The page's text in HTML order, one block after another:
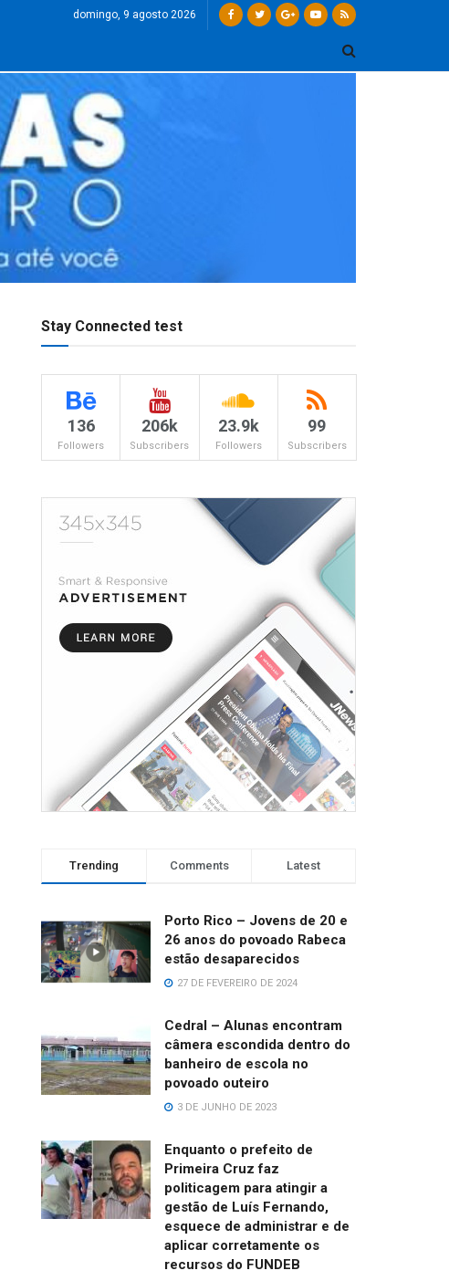
domingo, 9 agosto 2026
Stay Connected test
136
Followers
206k
Subscribers
23.9k
Followers
99
Subscribers
Trending Comments Latest
Porto Rico – Jovens de 20 e
26 anos do povoado Rabeca
estão desaparecidos
27 DE FEVEREIRO DE 2024
Cedral – Alunas encontram
câmera escondida dentro do
banheiro de escola no
povoado outeiro
3 DE JUNHO DE 2023
Enquanto o prefeito de
Primeira Cruz faz
politicagem para atingir a
gestão de Luís Fernando,
esquece de administrar e de
aplicar corretamente os
recursos do FUNDEB